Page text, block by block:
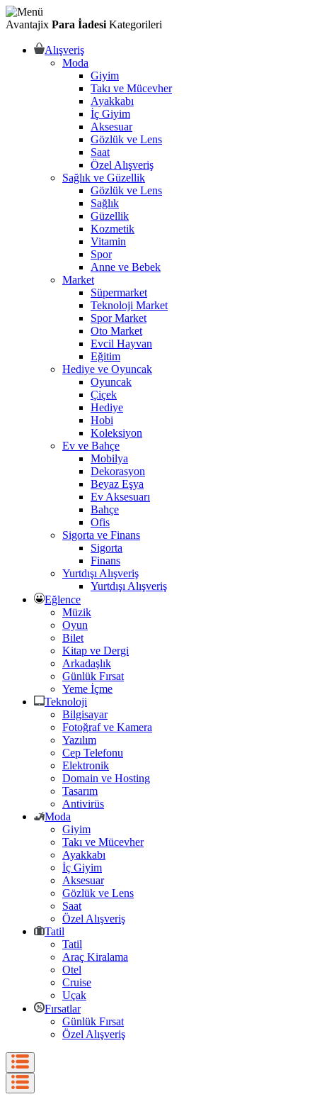
Avantajix Para İadesi Kategorileri
Alışveriş
Moda
Giyim
Takı ve Mücevher
Ayakkabı
İç Giyim
Aksesuar
Gözlük ve Lens
Saat
Özel Alışveriş
Sağlık ve Güzellik
Gözlük ve Lens
Sağlık
Güzellik
Kozmetik
Vitamin
Spor
Anne ve Bebek
Market
Süpermarket
Teknoloji Market
Spor Market
Oto Market
Evcil Hayvan
Eğitim
Hediye ve Oyuncak
Oyuncak
Çiçek
Hediye
Hobi
Koleksiyon
Ev ve Bahçe
Mobilya
Dekorasyon
Beyaz Eşya
Ev Aksesuarı
Bahçe
Ofis
Sigorta ve Finans
Sigorta
Finans
Yurtdışı Alışveriş
Yurtdışı Alışveriş
Eğlence
Müzik
Oyun
Bilet
Kitap ve Dergi
Arkadaşlık
Günlük Fırsat
Yeme İçme
Teknoloji
Bilgisayar
Fotoğraf ve Kamera
Yazılım
Cep Telefonu
Elektronik
Domain ve Hosting
Tasarım
Antivirüs
Moda
Giyim
Takı ve Mücevher
Ayakkabı
İç Giyim
Aksesuar
Gözlük ve Lens
Saat
Özel Alışveriş
Tatil
Tatil
Araç Kiralama
Otel
Cruise
Uçak
Fırsatlar
Günlük Fırsat
Özel Alışveriş